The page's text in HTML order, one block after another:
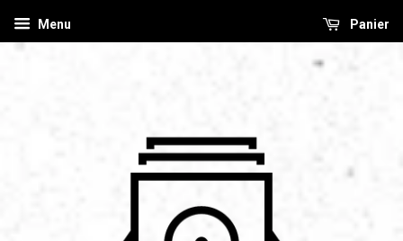
Menu Panier